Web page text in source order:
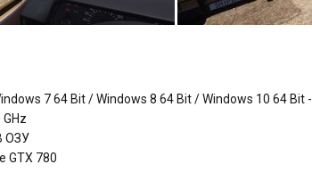
7 64 Bit / Windows 8 64 Bit / Windows 10 64 Bit -
ОЗУ
GTX 780